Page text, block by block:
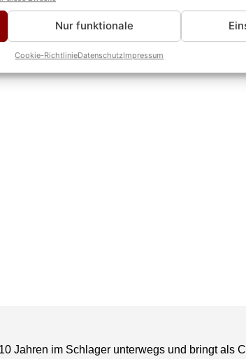
Nur funktionale
Cookie-RichtlinieDatenschutzImpressum
Jahren im Schlager unterwegs und bringt als